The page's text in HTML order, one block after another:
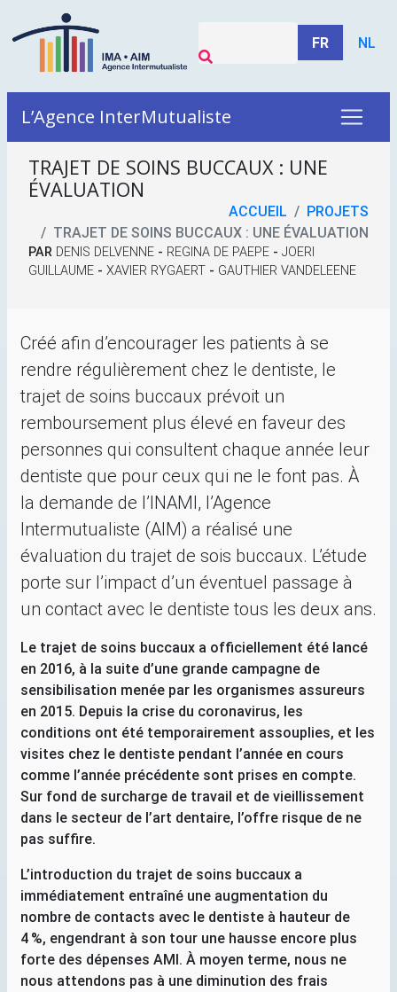
FR NL
L’Agence InterMutualiste
TRAJET DE SOINS BUCCAUX : UNE
ÉVALUATION
ACCUEIL
PROJETS
TRAJET DE SOINS BUCCAUX : UNE ÉVALUATION
PAR DENIS DELVENNE - REGINA DE PAEPE - JOERI
GUILLAUME - XAVIER RYGAERT - GAUTHIER VANDELEENE
Créé afin d’encourager les patients à se
rendre régulièrement chez le dentiste, le
trajet de soins buccaux prévoit un
remboursement plus élevé en faveur des
personnes qui consultent chaque année leur
dentiste que pour ceux qui ne le font pas. À
la demande de l’INAMI, l’Agence
Intermutualiste (AIM) a réalisé une
évaluation du trajet de sois buccaux. L’étude
porte sur l’impact d’un éventuel passage à
un contact avec le dentiste tous les deux ans.
Le trajet de soins buccaux a officiellement été lancé
en 2016, à la suite d’une grande campagne de
sensibilisation menée par les organismes assureurs
en 2015. Depuis la crise du coronavirus, les
conditions ont été temporairement assouplies, et les
visites chez le dentiste pendant l’année en cours
comme l’année précédente sont prises en compte.
Sur fond de surcharge de travail et de vieillissement
dans le secteur de l’art dentaire, l’offre risque de ne
pas suffire.
L’introduction du trajet de soins buccaux a
immédiatement entraîné une augmentation du
nombre de contacts avec le dentiste à hauteur de
4 %, engendrant à son tour une hausse encore plus
forte des dépenses AMI. À moyen terme, nous ne
nous attendons pas à une diminution des frais